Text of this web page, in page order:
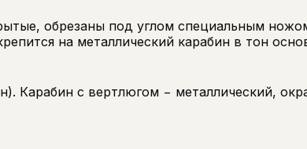
обрезаны под углом специальным
на металлический карабин в тон
Карабин с вертлюгом − металлический,